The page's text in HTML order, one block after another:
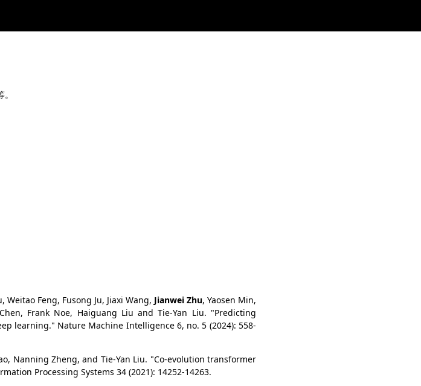
Feng, Fusong Ju, Jiaxi Wang, Jianwei Zhu, Yaosen Min,
Frank Noe, Haiguang Liu and Tie-Yan Liu. "Predicting
learning." Nature Machine Intelligence 6, no. 5 (2024): 558-
Nanning Zheng, and Tie-Yan Liu. "Co-evolution transformer
Processing Systems 34 (2021): 14252-14263.